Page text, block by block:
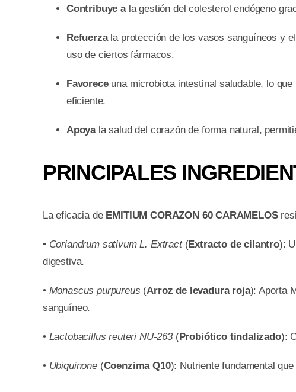
Contribuye ala gestión del colesterol endógeno
Refuerzala protección de los vasos sanguíneos y
uso de ciertos fármacos.
Favoreceuna microbiota intestinal saludable, lo
eficiente.
Apoyala salud del corazón de forma natural,
PRINCIPALES
La eficacia de EMITIUM CORAZON 60 CARAMELOS
• Coriandrum sativum L. Extract(Extracto de cilantro):
digestiva.
• Monascus purpureus (Arroz de levadura roja): Aporta
sanguíneo.
• Lactobacillus reuteri NU-263(Probiótico tindalizado):
• Ubiquinone(Coenzima Q10): Nutriente fundamental que